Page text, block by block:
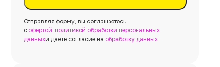
Отправляя форму, вы соглашаетесь
с офертой, политикой обработки персональных
данныхи даёте согласие на обработку данных